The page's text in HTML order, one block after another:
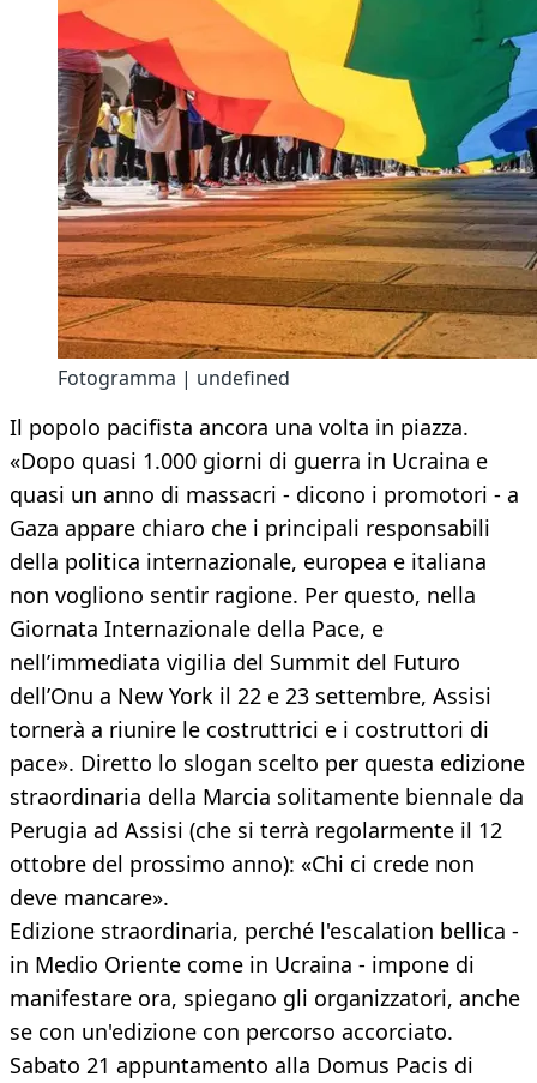
Fotogramma | undefined
Il popolo pacifista ancora una volta in piazza.
«Dopo quasi 1.000 giorni di guerra in Ucraina e
quasi un anno di massacri - dicono i promotori - a
Gaza appare chiaro che i principali responsabili
della politica internazionale, europea e italiana
non vogliono sentir ragione. Per questo, nella
Giornata Internazionale della Pace, e
nell’immediata vigilia del Summit del Futuro
dell’Onu a New York il 22 e 23 settembre, Assisi
tornerà a riunire le costruttrici e i costruttori di
pace». Diretto lo slogan scelto per questa edizione
straordinaria della Marcia solitamente biennale da
Perugia ad Assisi (che si terrà regolarmente il 12
ottobre del prossimo anno): «Chi ci crede non
deve mancare».
Edizione straordinaria, perché l'escalation bellica -
in Medio Oriente come in Ucraina - impone di
manifestare ora, spiegano gli organizzatori, anche
se con un'edizione con percorso accorciato.
Sabato 21 appuntamento alla Domus Pacis di